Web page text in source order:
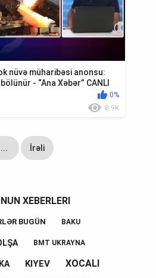
nüvə müharibəsi anonsu:
- “Ana Xəbər” CANLI
0%
8.9K
... İrəli
XEBERLERI
BUGÜN BAKU
BMT UKRAYNA
KIYEV XOCALI